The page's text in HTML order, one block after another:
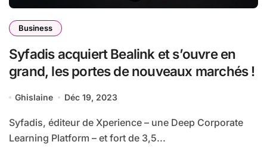
Business
Syfadis acquiert Bealink et s’ouvre en
grand, les portes de nouveaux marchés !
Ghislaine Déc 19, 2023
Syfadis, éditeur de Xperience – une Deep Corporate
Learning Platform – et fort de 3,5...